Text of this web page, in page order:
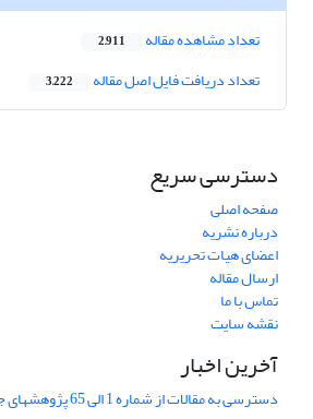
تعداد مشاهده مقاله 2,911
تعداد دریافت فایل اصل مقاله 3,222
دسترسی سریع
صفحه اصلی
درباره نشریه
اعضای هیات تحریریه
ارسال مقاله
تماس با ما
نقشه سایت
آخرین اخبار
دسترسی به مقالات از شماره 1 الی 65 پژوهشهای جغرافیایی